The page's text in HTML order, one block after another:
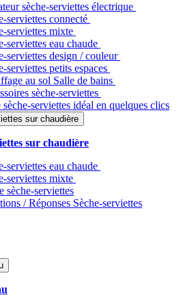
sèche-serviettes électrique
serviettes connecté
serviettes mixte
serviettes eau chaude
serviettes design / couleur
serviettes petits espaces
au sol Salle de bains
sèche-serviettes
sèche-serviettes idéal en quelques clics
sur chaudière
sur chaudière
serviettes eau chaude
serviettes mixte
sèche-serviettes
/ Réponses Sèche-serviettes